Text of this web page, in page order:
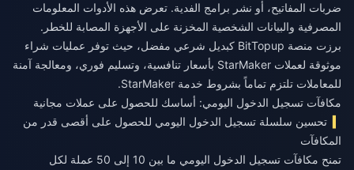
ضربات المفاتيح، أو نشر برامج الفدية. تعرض هذه الأدوات المعلومات
المصرفية والبيانات الشخصية المخزنة على الأجهزة المصابة للخطر.
برزت منصة BitTopup كبديل شرعي مفضل، حيث توفر عمليات شراء
موثوقة لعملات StarMaker بأسعار تنافسية، وتسليم فوري، ومعالجة آمنة
للمعاملات تلتزم تماماً بشروط خدمة StarMaker.
مكافآت تسجيل الدخول اليومي: أساسك للحصول على عملات مجانية
تحسين سلسلة تسجيل الدخول اليومي للحصول على أقصى قدر من
المكافآت
تمنح مكافآت تسجيل الدخول اليومي ما بين 10 إلى 50 عملة لكل